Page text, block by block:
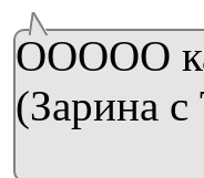
ООООО
(Зарина с